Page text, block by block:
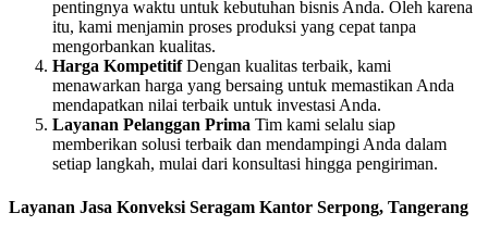
pentingnya waktu untuk kebutuhan bisnis Anda. Oleh karena
itu, kami menjamin proses produksi yang cepat tanpa
mengorbankan kualitas.
Harga KompetitifDengan kualitas terbaik, kami
menawarkan harga yang bersaing untuk memastikan Anda
mendapatkan nilai terbaik untuk investasi Anda.
Layanan Pelanggan Prima Tim kami selalu siap
memberikan solusi terbaik dan mendampingi Anda dalam
setiap langkah, mulai dari konsultasi hingga pengiriman.
Layanan Jasa Konveksi Seragam Kantor Serpong, Tangerang